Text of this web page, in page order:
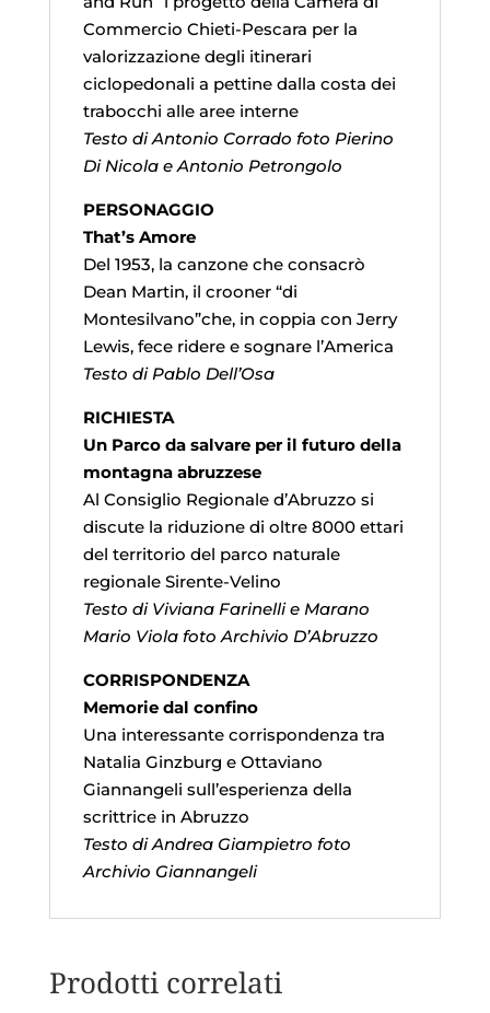
Commercio Chieti-Pescara per la
valorizzazione degli itinerari
ciclopedonali a pettine dalla costa dei
trabocchi alle aree interne
Testo di Antonio Corrado foto Pierino
Di Nicola e Antonio Petrongolo
PERSONAGGIO
That’s Amore
Del 1953, la canzone che consacrò
Dean Martin, il crooner “di
Montesilvano”che, in coppia con Jerry
Lewis, fece ridere e sognare l’America
Testo di Pablo Dell’Osa
RICHIESTA
Un Parco da salvare per il futuro della
montagna abruzzese
Al Consiglio Regionale d’Abruzzo si
discute la riduzione di oltre 8000 ettari
del territorio del parco naturale
regionale Sirente-Velino
Testo di Viviana Farinelli e Marano
Mario Viola foto Archivio D’Abruzzo
CORRISPONDENZA
Memorie dal confino
Una interessante corrispondenza tra
Natalia Ginzburg e Ottaviano
Giannangeli sull’esperienza della
scrittrice in Abruzzo
Testo di Andrea Giampietro foto
Archivio Giannangeli
Prodotti correlati